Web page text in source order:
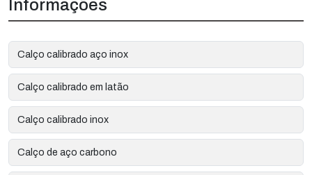
Informações
Calço calibrado aço inox
Calço calibrado em latão
Calço calibrado inox
Calço de aço carbono